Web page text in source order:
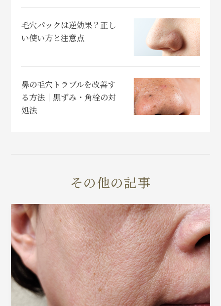
毛穴パックは逆効果？正し
い使い方と注意点
鼻の毛穴トラブルを改善す
る方法｜黒ずみ・角栓の対
処法
その他の記事